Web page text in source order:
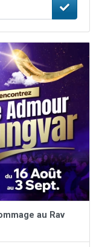
au Rav